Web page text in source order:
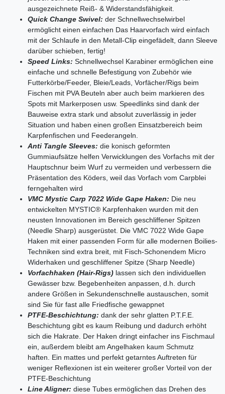
ausgezeichnete Reiß- & Widerstandsfähigkeit.
Quick Change Swivel: der Schnellwechselwirbel
ermöglicht einen einfachen Das Haarvorfach wird einfach
mit der Schlaufe in den Metall-Clip eingefädelt, dann Sleeve
darüber schieben, fertig!
Speed Links: Schnellwechsel Karabiner ermöglichen eine
einfache und schnelle Befestigung von Zubehör wie
Futterkörbe/Feeder, Bleie/Leads, Vorfächer/Rigs beim
Fischen mit PVA Beuteln aber auch beim markieren des
Spots mit Markerposen usw. Speedlinks sind dank der
Bauweise extra stark und absolut zuverlässig in jeder
Situation und haben einen großen Einsatzbereich beim
Karpfenfischen und Feederangeln.
Anti Tangle Sleeves: die konisch geformten
Gummiaufsätze helfen Verwicklungen des Vorfachs mit der
Hauptschnur beim Wurf zu vermeiden und verbessern die
Präsentation des Köders, weil das Vorfach vom Carpblei
ferngehalten wird
VMC Mystic Carp 7022 Wide Gape Haken: Die neu
entwickelten MYSTIC® Karpfenhaken wurden mit den
neusten Innovationen im Bereich geschliffener Spitzen
(Needle Sharp) ausgerüstet. Die VMC 7022 Wide Gape
Haken mit einer passenden Form für alle modernen Boilies-
Techniken sind extra breit, mit Fisch-Schonendem Micro
Widerhaken und geschliffener Spitze (Sharp Needle)
Vorfachhaken (Hair-Rigs) lassen sich den individuellen
Gewässer bzw. Begebenheiten anpassen, d.h. durch
andere Größen in Sekundenschnelle austauschen, somit
sind Sie für fast alle Friedfische gewappnet
PTFE-Beschichtung: dank der sehr glatten P.T.F.E.
Beschichtung gibt es kaum Reibung und dadurch erhöht
sich die Hakrate. Der Haken dringt einfacher ins Fischmaul
ein, außerdem bleibt am Angelhaken kaum Schmutz
haften. Ein mattes und perfekt getarntes Auftreten für
weniger Reflexionen ist ein weiterer großer Vorteil von der
PTFE-Beschichtung
Line Aligner: diese Tubes ermöglichen das Drehen des